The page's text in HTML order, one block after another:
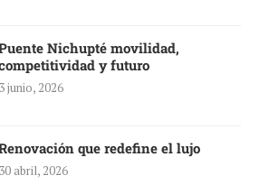
Nichupté movilidad,
y futuro
3 junio, 2026
que redefine el lujo
30 abril, 2026